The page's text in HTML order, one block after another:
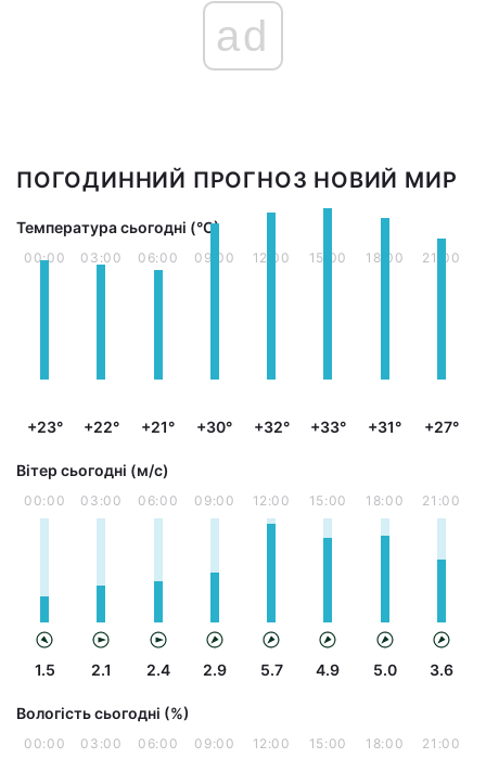
ad
ПОГОДИННИЙ ПРОГНОЗ НОВИЙ МИР
Температура сьогодні (°С)
00:00
+23°
03:00
+22°
06:00
+21°
09:00
+30°
12:00
+32°
15:00
+33°
18:00
+31°
21:00
+27°
Вітер сьогодні (м/с)
00:00
1.5
03:00
2.1
06:00
2.4
09:00
2.9
12:00
5.7
15:00
4.9
18:00
5.0
21:00
3.6
Вологість сьогодні (%)
00:00 03:00 06:00 09:00 12:00 15:00 18:00 21:00